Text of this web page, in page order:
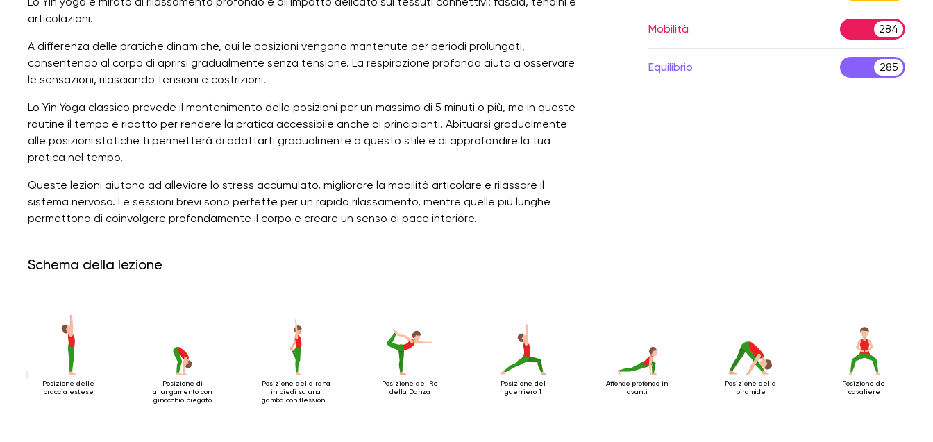
articolazioni.
A differenza delle pratiche dinamiche, qui le posizioni vengono mantenute per periodi prolungati,
consentendo al corpo di aprirsi gradualmente senza tensione. La respirazione profonda aiuta a osservare
le sensazioni, rilasciando tensioni e costrizioni.
Lo Yin Yoga classico prevede il mantenimento delle posizioni per un massimo di 5 minuti o più, ma in queste
routine il tempo è ridotto per rendere la pratica accessibile anche ai principianti. Abituarsi gradualmente
alle posizioni statiche ti permetterà di adattarti gradualmente a questo stile e di approfondire la tua
pratica nel tempo.
Queste lezioni aiutano ad alleviare lo stress accumulato, migliorare la mobilità articolare e rilassare il
sistema nervoso. Le sessioni brevi sono perfette per un rapido rilassamento, mentre quelle più lunghe
permettono di coinvolgere profondamente il corpo e creare un senso di pace interiore.
Mobilità 284
Equilibrio 285
Schema della lezione
Posizione delle
braccia estese
Posizione di
allungamento con
ginocchio piegato
Posizione della rana
in piedi su una
gamba con flessione
Posizione del Re
della Danza
Posizione del
guerriero 1
Affondo profondo in
avanti
Posizione della
piramide
Posizione del
cavaliere